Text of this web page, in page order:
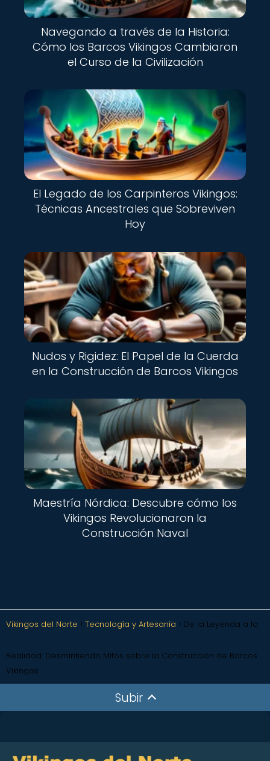
Navegando a través de la Historia:
Cómo los Barcos Vikingos Cambiaron
el Curso de la Civilización
El Legado de los Carpinteros Vikingos:
Técnicas Ancestrales que Sobreviven
Hoy
Nudos y Rigidez: El Papel de la Cuerda
en la Construcción de Barcos Vikingos
Maestría Nórdica: Descubre cómo los
Vikingos Revolucionaron la
Construcción Naval
Vikingos del Norte Tecnología y Artesanía De la Leyenda a la
Realidad: Desmintiendo Mitos sobre la Construcción de Barcos
Vikingos
Subir